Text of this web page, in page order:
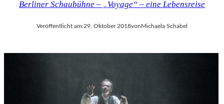
Berliner Schaubühne – „Voyage“ – eine Lebensreise
Veröffentlicht am:29. Oktober 2018vonMichaela Schabel